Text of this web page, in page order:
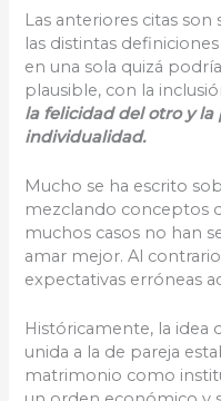
Las anteriores citas
las distintas
en una sola quizá
plausible, con la
la felicidad del otro y la
individualidad.
Mucho se ha escrito
mezclando conceptos
muchos casos no han
amar mejor. Al
expectativas erróneas
Históricamente, la idea
unida a la de pareja
matrimonio como